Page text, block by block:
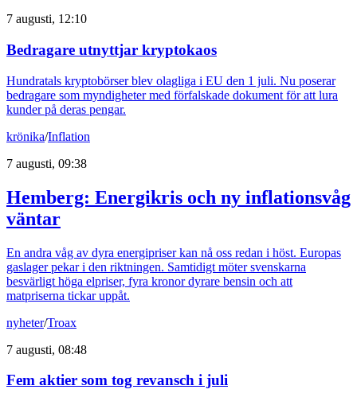
7 augusti, 12:10
Bedragare utnyttjar kryptokaos
Hundratals kryptobörser blev olagliga i EU den 1 juli. Nu poserar
bedragare som myndigheter med förfalskade dokument för att lura
kunder på deras pengar.
krönika/Inflation
7 augusti, 09:38
Hemberg: Energikris och ny inflationsvåg
väntar
En andra våg av dyra energipriser kan nå oss redan i höst. Europas
gaslager pekar i den riktningen. Samtidigt möter svenskarna
besvärligt höga elpriser, fyra kronor dyrare bensin och att
matpriserna tickar uppåt.
nyheter/Troax
7 augusti, 08:48
Fem aktier som tog revansch i juli